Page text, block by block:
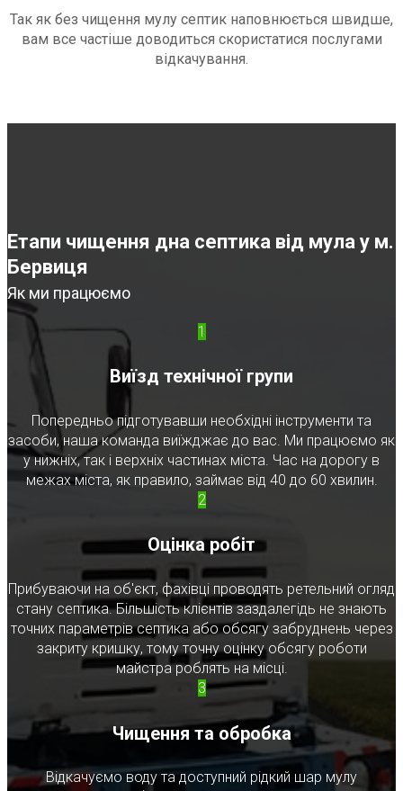
Так як без чищення мулу септик наповнюється швидше,
вам все частіше доводиться скористатися послугами
відкачування.
Етапи чищення дна септика від мула у м.
Бервиця
Як ми працюємо
1
Виїзд технічної групи
Попередньо підготувавши необхідні інструменти та
засоби, наша команда виїжджає до вас. Ми працюємо як
у нижніх, так і верхніх частинах міста. Час на дорогу в
межах міста, як правило, займає від 40 до 60 хвилин.
2
Оцінка робіт
Прибуваючи на об'єкт, фахівці проводять ретельний огляд
стану септика. Більшість клієнтів заздалегідь не знають
точних параметрів септика або обсягу забруднень через
закриту кришку, тому точну оцінку обсягу роботи
майстра роблять на місці.
3
Чищення та обробка
Відкачуємо воду та доступний рідкий шар мулу